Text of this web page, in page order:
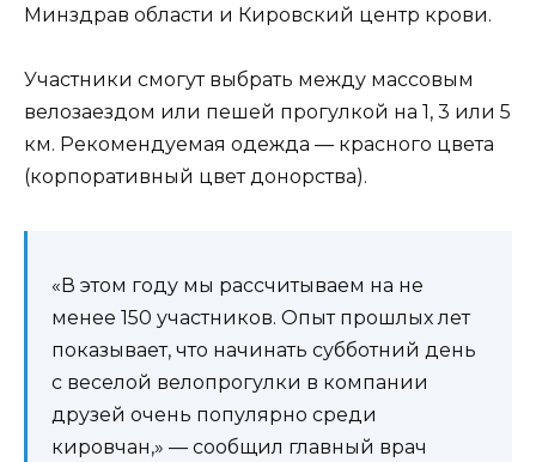
Минздрав области и Кировский центр крови.
Участники смогут выбрать между массовым
велозаездом или пешей прогулкой на 1, 3 или 5
км. Рекомендуемая одежда — красного цвета
(корпоративный цвет донорства).
«В этом году мы рассчитываем на не
менее 150 участников. Опыт прошлых лет
показывает, что начинать субботний день
с веселой велопрогулки в компании
друзей очень популярно среди
кировчан,» — сообщил главный врач